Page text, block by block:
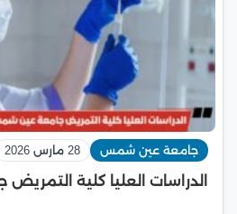
جامعة عين شمس 28 مارس 2026
الدراسات العليا كلية